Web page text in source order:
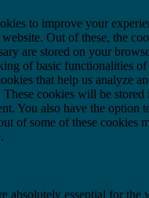
to improve your
Out of these, the
are stored on your
of basic functionalities
that help us analyze
These cookies will be
You also have the option
of some of these cookies
absolutely essential for the